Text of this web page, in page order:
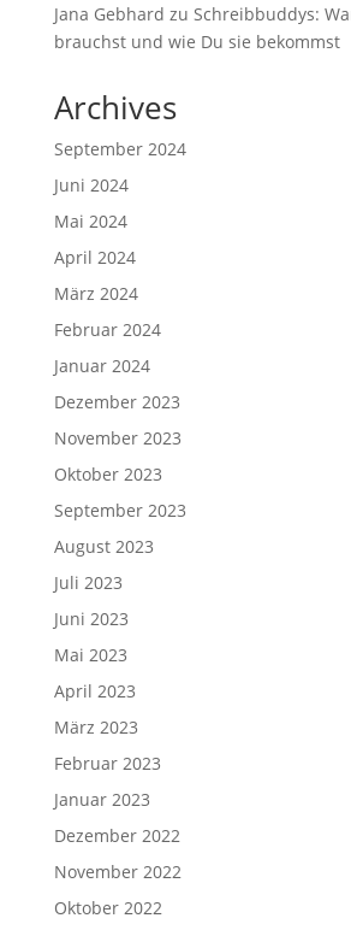
Jana Gebhard zu Schreibbuddys:
brauchst und wie Du sie bekommst
Archives
September 2024
Juni 2024
Mai 2024
April 2024
März 2024
Februar 2024
Januar 2024
Dezember 2023
November 2023
Oktober 2023
September 2023
August 2023
Juli 2023
Juni 2023
Mai 2023
April 2023
März 2023
Februar 2023
Januar 2023
Dezember 2022
November 2022
Oktober 2022